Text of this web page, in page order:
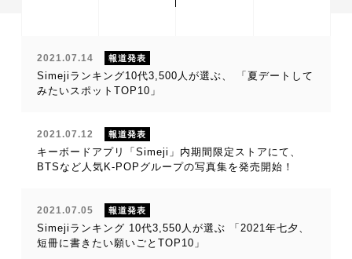
2021.07.14 報道発表
Simejiランキング10代3,500人が選ぶ、 「夏デートして
みたいスポットTOP10」
2021.07.12 報道発表
キーボードアプリ「Simeji」内期間限定ストアにて、
BTSなど人気K-POPグループの写真集を発売開始！
2021.07.05 報道発表
Simejiランキング 10代3,550人が選ぶ 「2021年七夕、
短冊に書きたい願いごとTOP10」